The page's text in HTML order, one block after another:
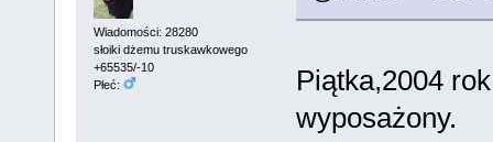
Wiadomości: 28280
słoiki dżemu truskawkowego
+65535/-10
Płeć:
Piątka,2004
wyposażony.